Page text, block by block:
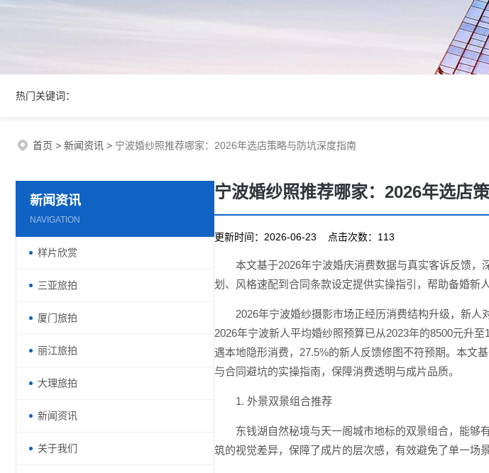
热门关键词：
首页 > 新闻资讯 > 宁波婚纱照推荐哪家：2026年选店策略与防坑深度指南
新闻资讯
NAVIGATION
样片欣赏
三亚旅拍
厦门旅拍
丽江旅拍
大理旅拍
新闻资讯
关于我们
宁波婚纱照推荐哪家：2026年选店
更新时间：2026-06-23 点击次数：113
本文基于2026年宁波婚庆消费数据与真实客诉反馈
划、风格速配到合同条款设定提供实操指引，帮助备婚新
2026年宁波婚纱摄影市场正经历消费结构升级，新人
2026年宁波新人平均婚纱照预算已从2023年的8500元升
遇本地隐形消费，27.5%的新人反馈修图不符预期。本文
与合同避坑的实操指南，保障消费透明与成片品质。
1. 外景双景组合推荐
东钱湖自然秘境与天一阁城市地标的双景组合，能够
筑的视觉差异，保障了成片的层次感，有效避免了单一场